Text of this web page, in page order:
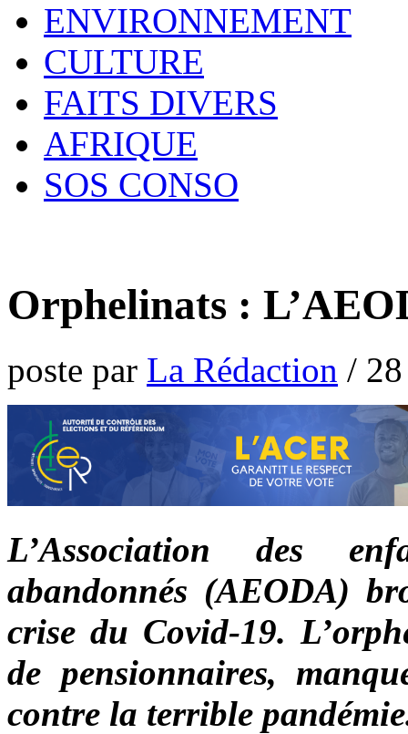
ENVIRONNEMENT
CULTURE
FAITS DIVERS
AFRIQUE
SOS CONSO
Orphelinats :
poste par La Rédaction /
L’Association des
abandonnés (AEODA)
crise du Covid-19.
de pensionnaires,
contre la terrible